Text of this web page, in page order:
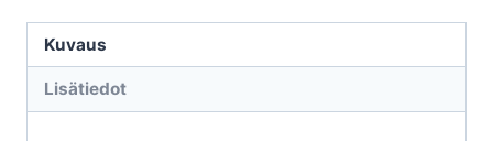
Kuvaus
Lisätiedot